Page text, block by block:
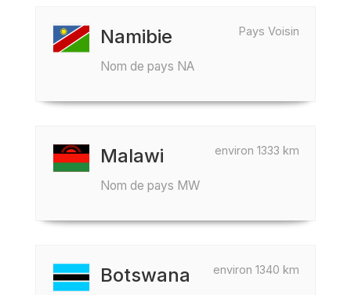
Pays Voisin
Namibie
Nom de pays NA
environ 1333 km
Malawi
Nom de pays MW
environ 1340 km
Botswana